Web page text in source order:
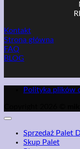
Kontakt
Strona główna
FAQ
BLOG
Polityka plików
Sprzedaż Palet
Skup Palet